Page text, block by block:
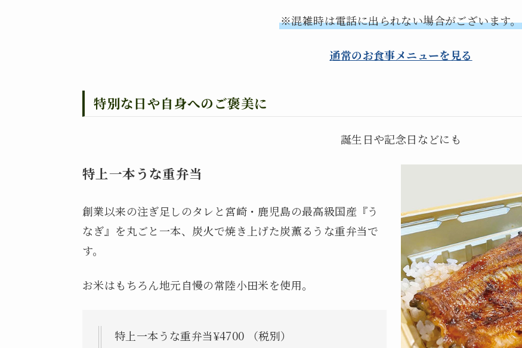
※混雑時は電話に出られない場合がございます。
通常のお食事メニューを見る
特別な日や自身へのご褒美に
誕生日や記念日などにも
特上一本うな重弁当
創業以来の注ぎ足しのタレと宮崎・鹿児島の最高級国産『う
なぎ』を丸ごと一本、炭火で焼き上げた炭薫るうな重弁当で
す。
お米はもちろん地元自慢の常陸小田米を使用。
特上一本うな重弁当¥4700 （税別）